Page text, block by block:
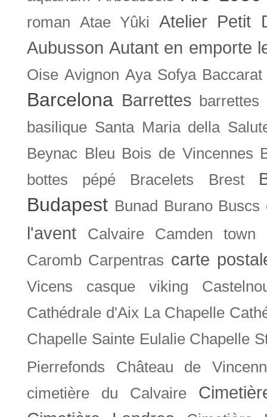
roman Atae Yûki
Atelier Petit
Aubusson Autant en emporte
Oise Avignon Aya Sofya Baccarat
Barcelona Barrettes barrettes
basilique Santa Maria della
Beynac Bleu Bois de Vincennes
bottes pépé
Bracelets Brest
Budapest Bunad Burano Buscs
l'avent Calvaire Camden town
Caromb Carpentras carte
Vicens casque viking
Cathédrale d'Aix La Chapelle
Chapelle Sainte Eulalie Chapelle
Pierrefonds
Château de
cimetière du Calvaire